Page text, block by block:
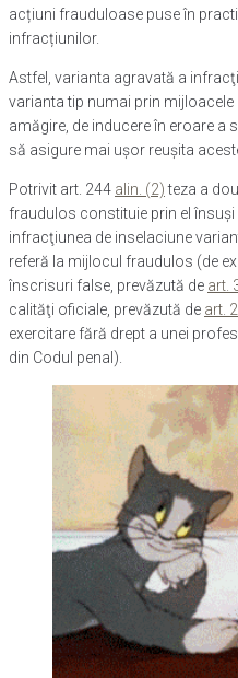
acțiuni frauduloase puse în
infracțiunilor.
Astfel, varianta agravată a
varianta tip numai prin
amăgire, de inducere în eroare a
să asigure mai uşor reuşita
Potrivit art. 244 alin. (2)teza a
fraudulos constituie prin el
infracţiunea de inselaciune
referă la mijlocul fraudulos (de
înscrisuri false, prevăzută de art.
calităţi oficiale, prevăzută de art.
exercitare fără drept a unei
din Codul penal).